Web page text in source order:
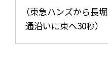
（東急ハンズから長堀
通沿いに東へ30秒）